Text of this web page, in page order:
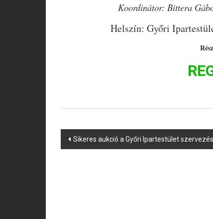
Koordinátor: Bittera
Helszín: Győri
Post
Sikeres aukció a Győri Ipartestület